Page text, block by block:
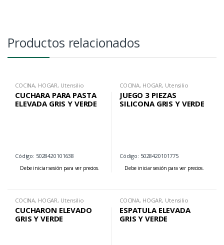
Productos relacionados
COCINA, HOGAR, Utensilio
CUCHARA PARA PASTA
ELEVADA GRIS Y VERDE
Código: 5028420101638
Debe iniciar sesión para ver precios.
COCINA, HOGAR, Utensilio
JUEGO 3 PIEZAS
SILICONA GRIS Y VERDE
Código: 5028420101775
Debe iniciar sesión para ver precios.
COCINA, HOGAR, Utensilio
CUCHARON ELEVADO
GRIS Y VERDE
COCINA, HOGAR, Utensilio
ESPATULA ELEVADA
GRIS Y VERDE